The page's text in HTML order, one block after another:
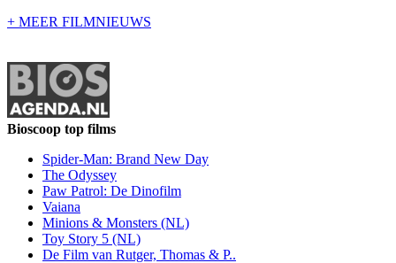
+ MEER FILMNIEUWS
Bioscoop top films
Spider-Man: Brand New Day
The Odyssey
Paw Patrol: De Dinofilm
Vaiana
Minions & Monsters (NL)
Toy Story 5 (NL)
De Film van Rutger, Thomas & P..